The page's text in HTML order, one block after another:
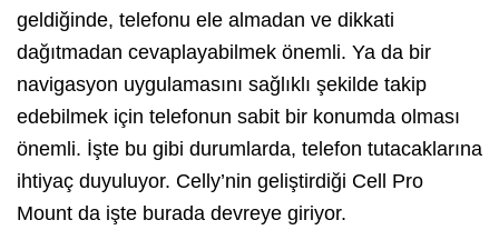
geldiğinde, telefonu ele almadan ve dikkati
dağıtmadan cevaplayabilmek önemli. Ya da bir
navigasyon uygulamasını sağlıklı şekilde takip
edebilmek için telefonun sabit bir konumda olması
önemli. İşte bu gibi durumlarda, telefon tutacaklarına
ihtiyaç duyuluyor. Celly’nin geliştirdiği Cell Pro
Mount da işte burada devreye giriyor.